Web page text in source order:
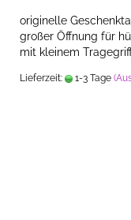
originelle
großer Öffnung für
mit kleinem
Lieferzeit: 1-3 Tage